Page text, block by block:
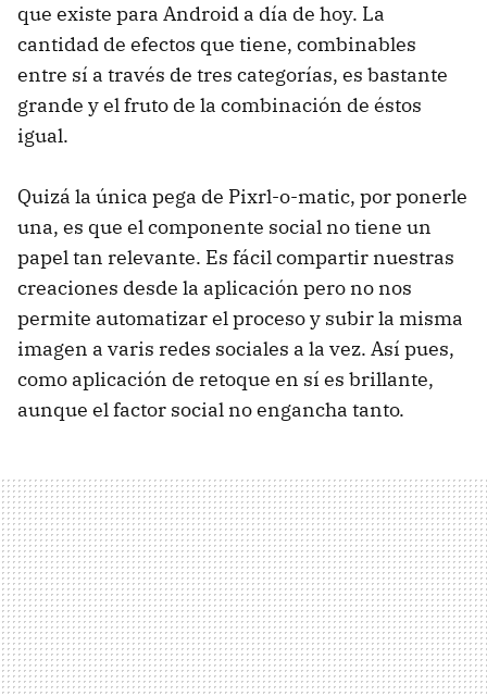
que existe para Android a día de hoy. La
cantidad de efectos que tiene, combinables
entre sí a través de tres categorías, es bastante
grande y el fruto de la combinación de éstos
igual.
Quizá la única pega de Pixrl-o-matic, por ponerle
una, es que el componente social no tiene un
papel tan relevante. Es fácil compartir nuestras
creaciones desde la aplicación pero no nos
permite automatizar el proceso y subir la misma
imagen a varis redes sociales a la vez. Así pues,
como aplicación de retoque en sí es brillante,
aunque el factor social no engancha tanto.